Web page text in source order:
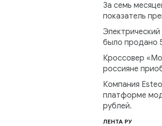
За семь
показатель
было продано
Кроссовер
россияне
Компания
платформе
рублей.
ЛЕНТА РУ